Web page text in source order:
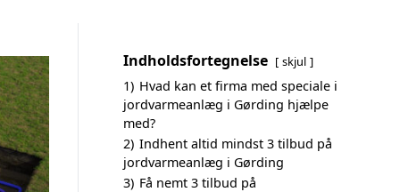
Indholdsfortegnelse skjul
1) Hvad kan et firma med speciale i
jordvarmeanlæg i Gørding hjælpe
med?
2) Indhent altid mindst 3 tilbud på
jordvarmeanlæg i Gørding
3) Få nemt 3 tilbud på